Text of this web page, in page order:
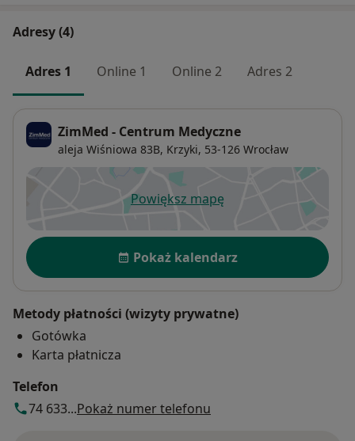
Adresy (4)
Adres 1 Online 1 Online 2 Adres 2
ZimMed - Centrum Medyczne
aleja Wiśniowa 83B, Krzyki, 53-126 Wrocław
Powiększ mapęotwiera się w nowej karcie
Dostępność
Pokaż kalendarz
Metody płatności (wizyty prywatne)
Gotówka
Karta płatnicza
Telefon
74 633...Pokaż numer telefonu